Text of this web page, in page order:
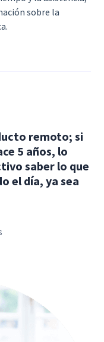
sobre la
remoto; si
5 años, lo
saber lo que
el día, ya sea